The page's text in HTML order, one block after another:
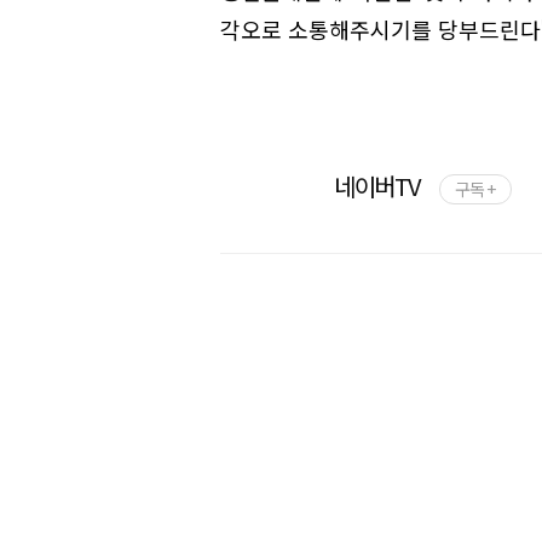
각오로 소통해주시기를 당부드린
네이버TV 구독 +